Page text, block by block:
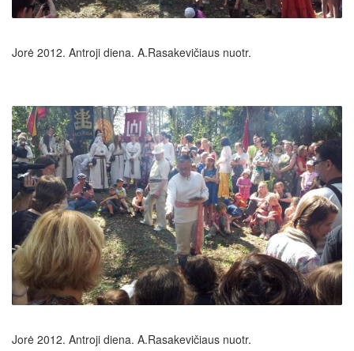
Jorė 2012. Antroji diena. A.Rasakevičiaus nuotr.
Jorė 2012. Antroji diena. A.Rasakevičiaus nuotr.